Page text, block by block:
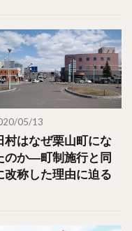
05/13
村はなぜ栗山町にな
のか―町制施行と同
改称した理由に迫る